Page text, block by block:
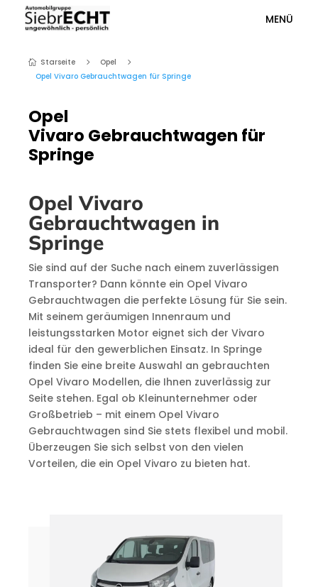
MENÜ
 Starseite 5 Opel
5
Opel Vivaro Gebrauchtwagen für Springe
Opel
Vivaro Gebrauchtwagen für
Springe
Opel Vivaro
Gebrauchtwagen in
Springe
Sie sind auf der Suche nach einem zuverlässigen
Transporter? Dann könnte ein Opel Vivaro
Gebrauchtwagen die perfekte Lösung für Sie sein.
Mit seinem geräumigen Innenraum und
leistungsstarken Motor eignet sich der Vivaro
ideal für den gewerblichen Einsatz. In Springe
finden Sie eine breite Auswahl an gebrauchten
Opel Vivaro Modellen, die Ihnen zuverlässig zur
Seite stehen. Egal ob Kleinunternehmer oder
Großbetrieb – mit einem Opel Vivaro
Gebrauchtwagen sind Sie stets flexibel und mobil.
Überzeugen Sie sich selbst von den vielen
Vorteilen, die ein Opel Vivaro zu bieten hat.